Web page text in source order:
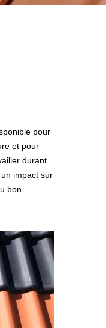
pour
et pour
durant
impact sur
bon